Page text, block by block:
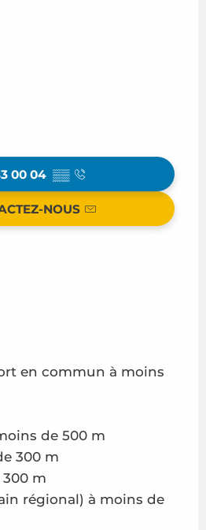
00 04 ▒▒
NOUS
en commun à moins
de 500 m
300 m
m
régional) à moins de